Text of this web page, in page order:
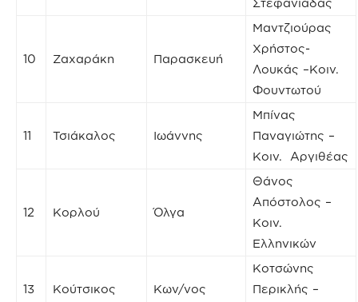
Στεφανιάδας
10 Ζαχαράκη Παρασκευή
Μαντζιούρας
Χρήστος-
Λουκάς –Κοιν.
Φουντωτού
11 Τσιάκαλος Ιωάννης
Μπίνας
Παναγιώτης –
Κοιν. Αργιθέας
12 Κορλού Όλγα
Θάνος
Απόστολος –
Κοιν.
Ελληνικών
13 Κούτσικος Κων/νος
Κοτσώνης
Περικλής –